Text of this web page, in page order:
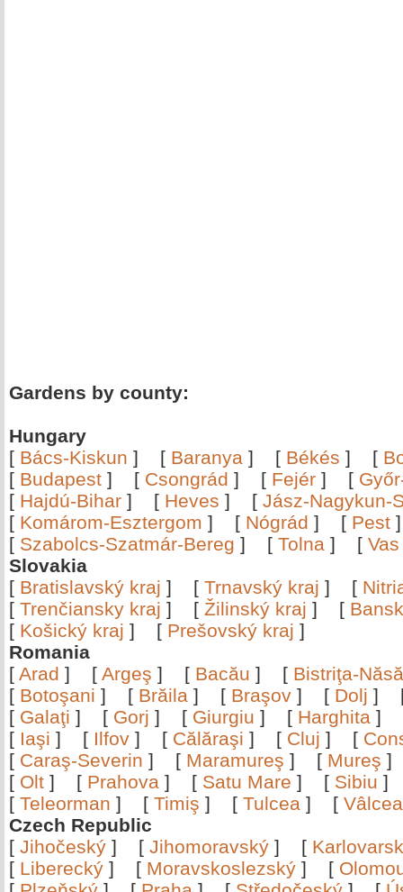
Gardens by county:
Hungary
[ Bács-Kiskun ] [ Baranya ] [ Békés ] [
[ Budapest ] [ Csongrád ] [ Fejér ] [
[ Hajdú-Bihar ] [ Heves ] [ Jász-Nagykun-
[ Komárom-Esztergom ] [ Nógrád ] [ Pest
[ Szabolcs-Szatmár-Bereg ] [ Tolna ] [ Vas
Slovakia
[ Bratislavský kraj ] [ Trnavský kraj ] [
[ Trenčiansky kraj ] [ Žilinský kraj ] [
[ Košický kraj ] [ Prešovský kraj ]
Romania
[ Arad ] [ Argeş ] [ Bacău ] [ Bistriţa-
[ Botoşani ] [ Brăila ] [ Braşov ] [ Dolj ]
[ Galaţi ] [ Gorj ] [ Giurgiu ] [ Harghita ]
[ Iaşi ] [ Ilfov ] [ Călăraşi ] [ Cluj ] [
[ Caraş-Severin ] [ Maramureş ] [ Mureş
[ Olt ] [ Prahova ] [ Satu Mare ] [ Sibiu
[ Teleorman ] [ Timiş ] [ Tulcea ] [
Czech Republic
[ Jihočeský ] [ Jihomoravský ] [
[ Liberecký ] [ Moravskoslezský ] [